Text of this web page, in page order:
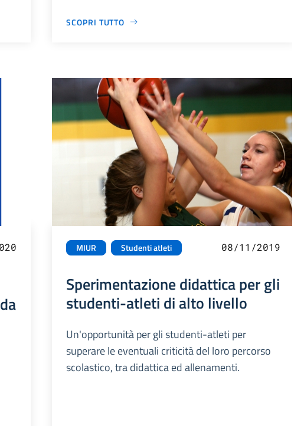
SCOPRI TUTTO
MIUR Studenti atleti 08/11/2019
Sperimentazione didattica per gli
studenti-atleti di alto livello
Un'opportunità per gli studenti-atleti per
superare le eventuali criticità del loro percorso
scolastico, tra didattica ed allenamenti.